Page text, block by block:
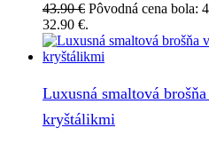
43.90€ Pôvodná cena bola:
32.90 €.
Luxusná smaltová
kryštálikmi